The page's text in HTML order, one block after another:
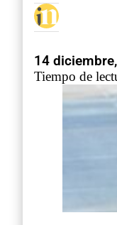
14
Tiempo de